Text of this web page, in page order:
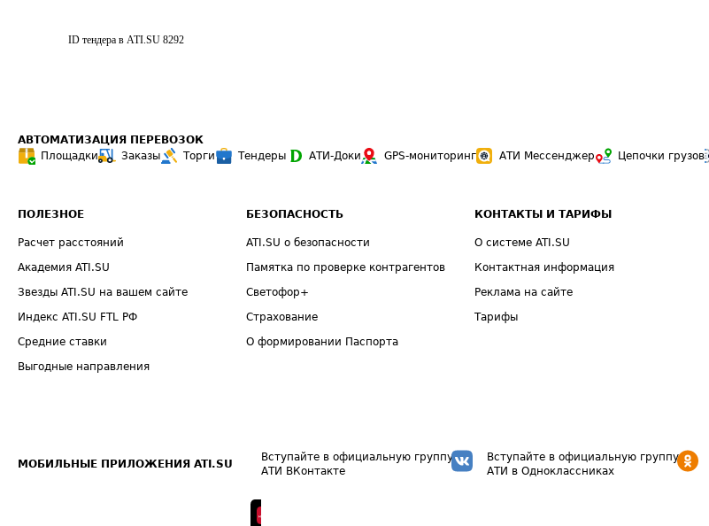
ID тендера в ATI.SU 8292
АВТОМАТИЗАЦИЯ ПЕРЕВОЗОК
Площадки
Заказы Торги Тендеры АТИ-Доки GPS-мониторинг АТИ Мессенджер Цепочки грузов
ПОЛЕЗНОЕ
Расчет расстояний
Академия ATI.SU
Звезды ATI.SU на вашем сайте
Индекс ATI.SU FTL РФ
Средние ставки
Выгодные направления
БЕЗОПАСНОСТЬ
ATI.SU о безопасности
Памятка по проверке контрагентов
Светофор+
Страхование
О формировании Паспорта
КОНТАКТЫ И ТАРИФЫ
О системе ATI.SU
Контактная информация
Реклама на сайте
Тарифы
МОБИЛЬНЫЕ ПРИЛОЖЕНИЯ ATI.SU
Вступайте в официальную группу
АТИ ВКонтакте
Вступайте в официальную группу
АТИ в Одноклассниках